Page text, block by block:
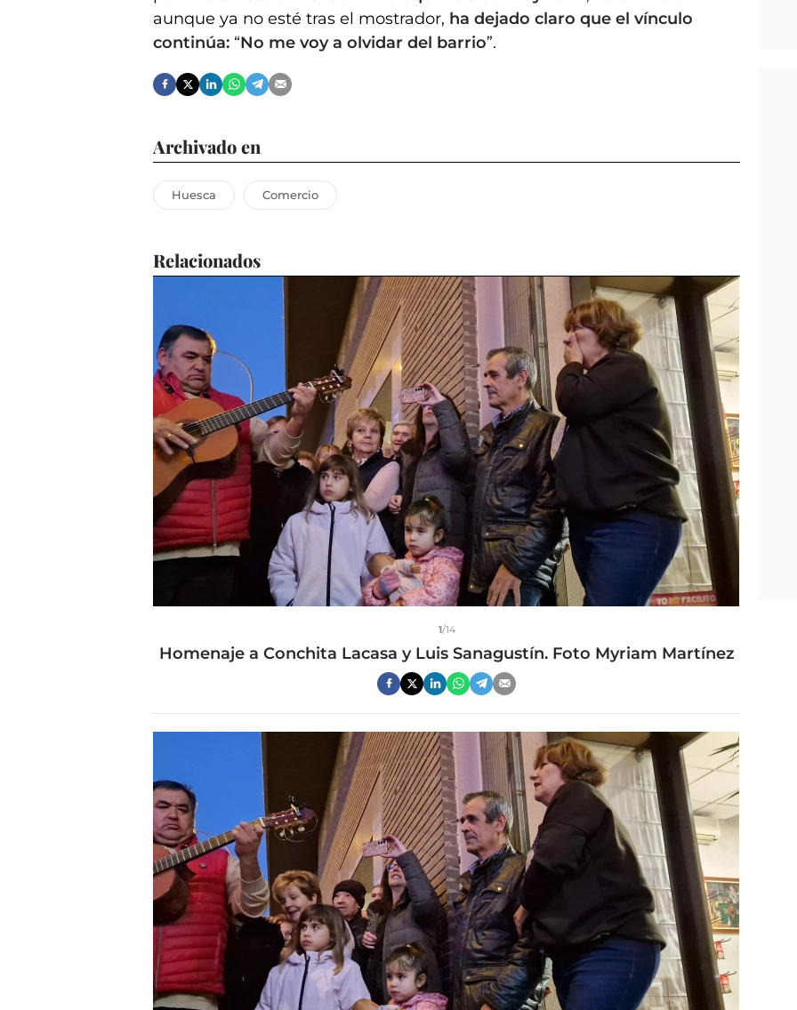
aunque ya no esté tras el mostrador, ha dejado claro que el vínculo
continúa: “No me voy a olvidar del barrio”.
Archivado en
Huesca Comercio
Relacionados
1/14
Homenaje a Conchita Lacasa y Luis Sanagustín. Foto Myriam Martínez